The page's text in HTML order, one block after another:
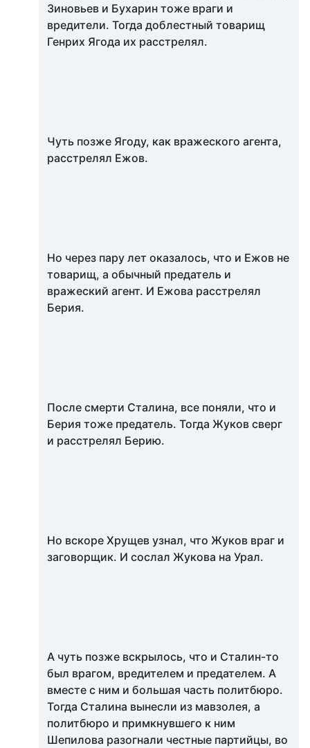
Зиновьев и Бухарин тоже враги и
вредители. Тогда доблестный товарищ
Генрих Ягода их расстрелял.
Чуть позже Ягоду, как вражеского агента,
расстрелял Ежов.
Но через пару лет оказалось, что и Ежов не
товарищ, а обычный предатель и
вражеский агент. И Ежова расстрелял
Берия.
После смерти Сталина, все поняли, что и
Берия тоже предатель. Тогда Жуков сверг
и расстрелял Берию.
Но вскоре Хрущев узнал, что Жуков враг и
заговорщик. И сослал Жукова на Урал.
А чуть позже вскрылось, что и Сталин-то
был врагом, вредителем и предателем. А
вместе с ним и большая часть политбюро.
Тогда Сталина вынесли из мавзолея, а
политбюро и примкнувшего к ним
Шепилова разогнали честные партийцы, во